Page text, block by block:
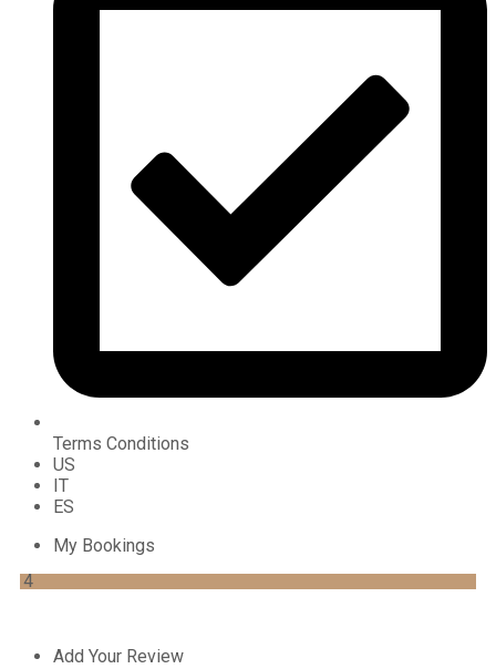
Terms Conditions
US
IT
ES
My Bookings
4
Add Your Review